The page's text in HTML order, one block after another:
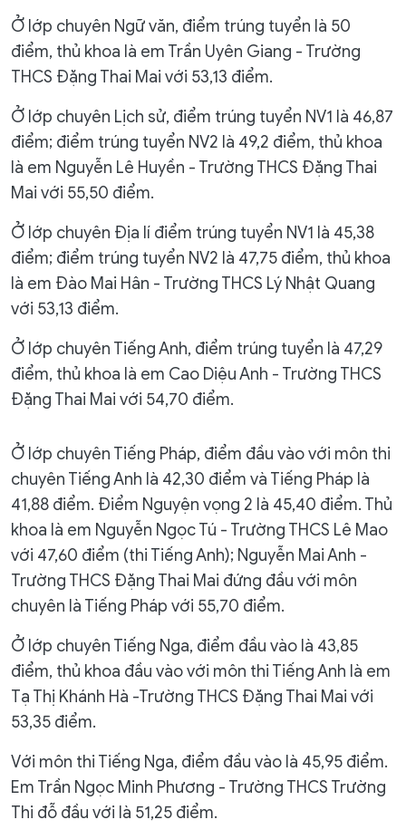
Ở lớp chuyên Ngữ văn, điểm trúng tuyển là 50
điểm, thủ khoa là em Trần Uyên Giang - Trường
THCS Đặng Thai Mai với 53,13 điểm.
Ở lớp chuyên Lịch sử, điểm trúng tuyển NV1 là 46,87
điểm; điểm trúng tuyển NV2 là 49,2 điểm, thủ khoa
là em Nguyễn Lê Huyền - Trường THCS Đặng Thai
Mai với 55,50 điểm.
Ở lớp chuyên Địa lí điểm trúng tuyển NV1 là 45,38
điểm; điểm trúng tuyển NV2 là 47,75 điểm, thủ khoa
là em Đào Mai Hân - Trường THCS Lý Nhật Quang
với 53,13 điểm.
Ở lớp chuyên Tiếng Anh, điểm trúng tuyển là 47,29
điểm, thủ khoa là em Cao Diệu Anh - Trường THCS
Đặng Thai Mai với 54,70 điểm.
Ở lớp chuyên Tiếng Pháp, điểm đầu vào với môn thi
chuyên Tiếng Anh là 42,30 điểm và Tiếng Pháp là
41,88 điểm. Điểm Nguyện vọng 2 là 45,40 điểm. Thủ
khoa là em Nguyễn Ngọc Tú - Trường THCS Lê Mao
với 47,60 điểm (thi Tiếng Anh); Nguyễn Mai Anh -
Trường THCS Đặng Thai Mai đứng đầu với môn
chuyên là Tiếng Pháp với 55,70 điểm.
Ở lớp chuyên Tiếng Nga, điểm đầu vào là 43,85
điểm, thủ khoa đầu vào với môn thi Tiếng Anh là em
Tạ Thị Khánh Hà -Trường THCS Đặng Thai Mai với
53,35 điểm.
Với môn thi Tiếng Nga, điểm đầu vào là 45,95 điểm.
Em Trần Ngọc Minh Phương - Trường THCS Trường
Thi đỗ đầu với là 51,25 điểm.